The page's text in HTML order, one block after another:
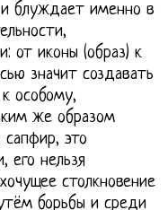
и блуждает именно в
от иконы (образ) к
значит создавать
особому,
же образом
сапфир, это
его нельзя
столкновение
борьбы и среди